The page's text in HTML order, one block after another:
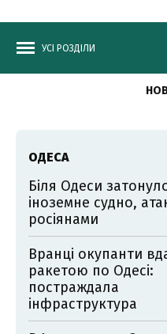
УСІ РОЗДІЛИ
ОДЕСА
Біля Одеси
іноземне судно,
росіянами
Вранці окупанти
ракетою по Одесі:
постраждала
інфраструктура